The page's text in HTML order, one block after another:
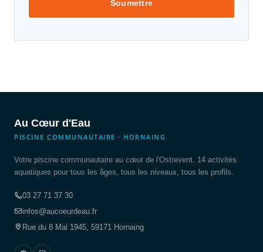
Au Cœur d'Eau
PISCINE COMMUNAUTAIRE · HORNAING
Votre piscine communautaire au cœur de l'Ostrevent. 14 activités
aquatiques pour tous les âges, tous les niveaux, tous les profils.
03 27 71 37 30
infos@aucoeurdeau.fr
Rue du 8 Mai 1945, 59171 Hornaing